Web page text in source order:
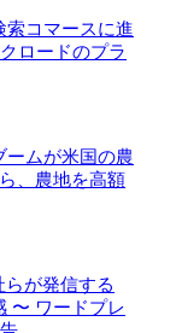
索コマースに進
ロードのプラ
ームが米国の農
、農地を高額
が発信する
〜 ワードプレ